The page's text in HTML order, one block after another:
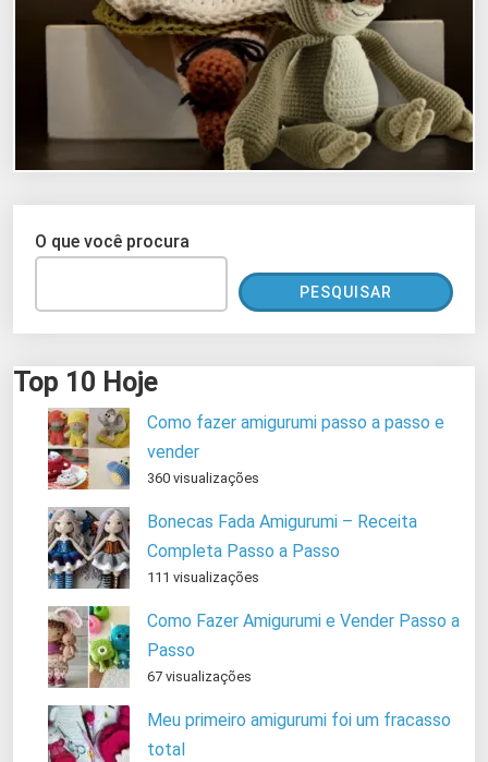
O que você procura
PESQUISAR
Top 10 Hoje
Como fazer amigurumi passo a passo e
vender
360 visualizações
Bonecas Fada Amigurumi – Receita
Completa Passo a Passo
111 visualizações
Como Fazer Amigurumi e Vender Passo a
Passo
67 visualizações
Meu primeiro amigurumi foi um fracasso
total